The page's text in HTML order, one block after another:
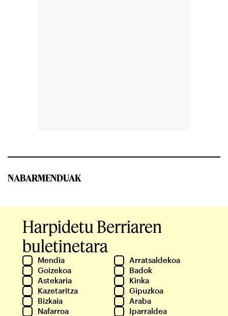
NABARMENDUAK
Harpidetu Berriaren
buletinetara
Mendia
Arratsaldekoa
Goizekoa
Badok
Astekaria
Kinka
Kazetaritza
Gipuzkoa
Bizkaia
Araba
Nafarroa
Iparraldea